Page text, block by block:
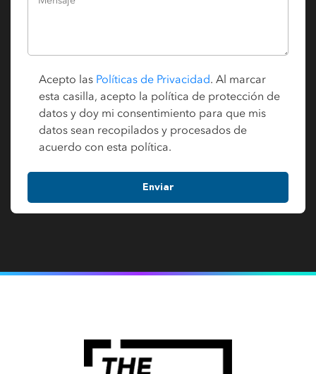
Acepto las Políticas de Privacidad. Al marcar
esta casilla, acepto la política de protección de
datos y doy mi consentimiento para que mis
datos sean recopilados y procesados de
acuerdo con esta política.